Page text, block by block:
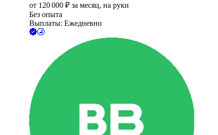
от 120 000 ₽ за месяц, на руки
Без опыта
Выплаты: Ежедневно